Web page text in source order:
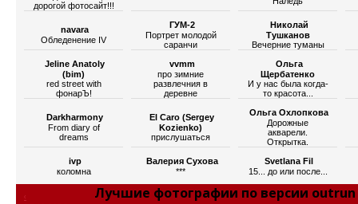
дорогой фотосайт!!!
navara
Обледенение IV
ГУМ-2
Портрет молодой
саранчи
Николай
Тушканов
Вечерние туманы
Jeline Anatoly
(bim)
red street with
фонарЪ!
vvmm
про зимние
развлечния в
деревне
Ольга
Щербатенко
И у нас была когда-
то красота...
Darkharmony
From diary of
dreams
El Caro (Sergey
Kozienko)
прислушаться
Ольга Охлопкова
Дорожные
акварели.
Открытка.
ivp
коломна
Валерия Сухова
***
Svetlana Fil
15... до или после...
‹
Лучшие фотографии по версии outrun